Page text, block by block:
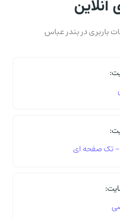
آنلاین
باربری در بندر عباس
تک صفحه ای